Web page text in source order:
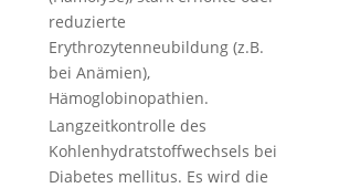
reduzierte
Erythrozytenneubildung (z.B.
bei Anämien),
Hämoglobinopathien.
Langzeitkontrolle des
Kohlenhydratstoffwechsels bei
Diabetes mellitus. Es wird die